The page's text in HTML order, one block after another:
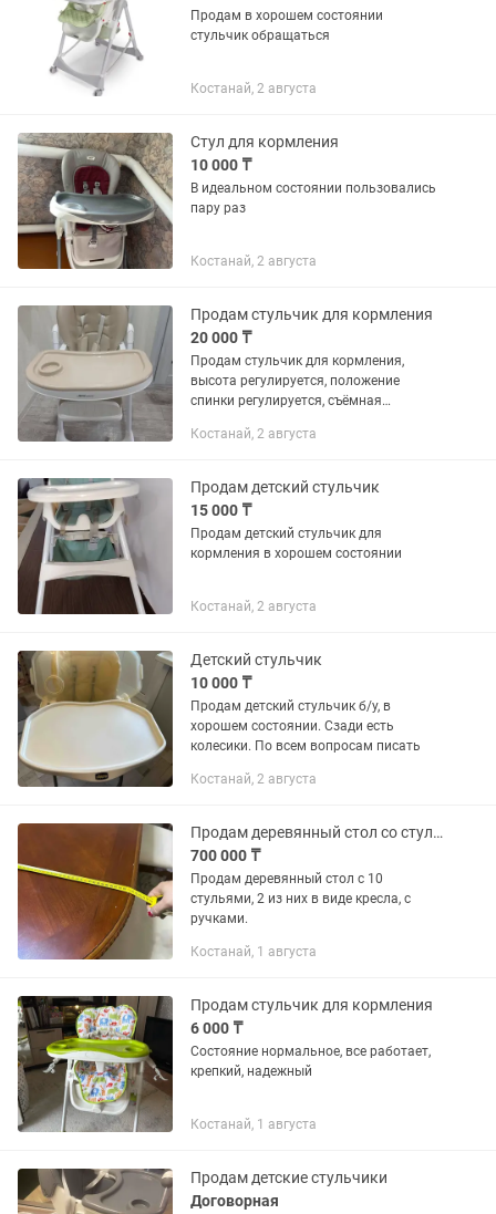
Продам в хорошем состоянии
стульчик обращаться
Костанай, 2 августа
Стул для кормления
10 000 ₸
В идеальном состоянии пользовались
пару раз
Костанай, 2 августа
Продам стульчик для кормления
20 000 ₸
Продам стульчик для кормления,
высота регулируется, положение
спинки регулируется, съёмная
Костанай, 2 августа
Продам детский стульчик
15 000 ₸
Продам детский стульчик для
кормления в хорошем состоянии
Костанай, 2 августа
Детский стульчик
10 000 ₸
Продам детский стульчик б/у, в
хорошем состоянии. Сзади есть
колесики. По всем вопросам писать
Костанай, 2 августа
Продам деревянный стол со стульями
700 000 ₸
Продам деревянный стол с 10
стульями, 2 из них в виде кресла, с
ручками.
Костанай, 1 августа
Продам стульчик для кормления
6 000 ₸
Состояние нормальное, все работает,
крепкий, надежный
Костанай, 1 августа
Продам детские стульчики
Договорная